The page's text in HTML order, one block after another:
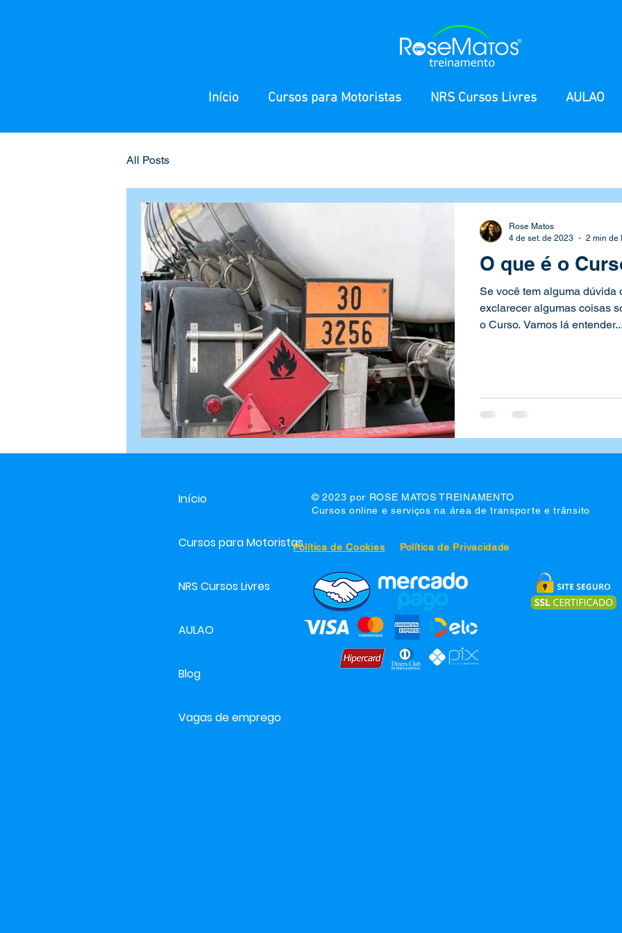
Início Cursos para Motoristas NRS Cursos Livres AULAO
All Posts
O que é o
Se você tem alguma dúvida
exclarecer algumas coisas
o Curso. Vamos lá
Rose Matos
4 de set. de 2023
2 min de
Início
Cursos para Motoristas
NRS Cursos Livres
AULAO
Blog
Vagas de emprego
© 2023 por ROSE MATOS TREINAMENTO
Cursos online e serviços na área de transporte e trânsito
Política de Privacidade
Política de Cookies